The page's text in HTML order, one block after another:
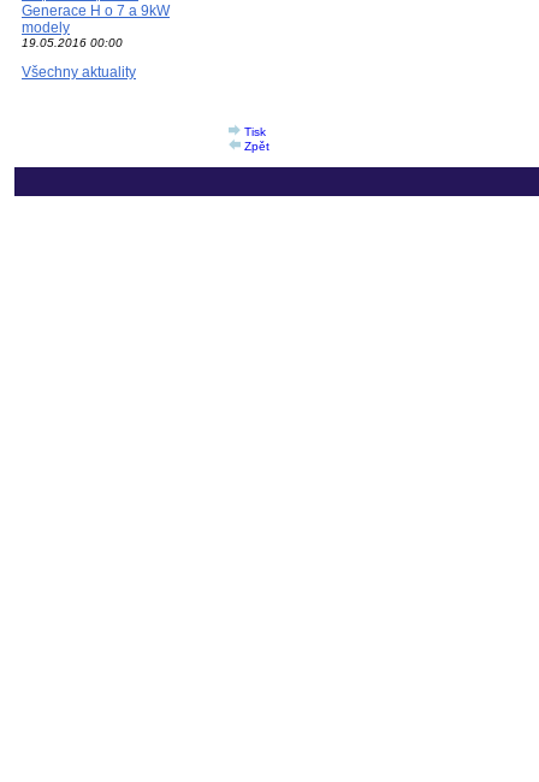
Generace H o 7 a 9kW
modely
19.05.2016 00:00
Všechny aktuality
Tisk
Zpět